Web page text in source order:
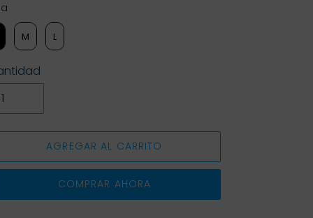
M L
AGREGAR AL CARRITO
COMPRAR AHORA